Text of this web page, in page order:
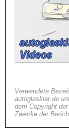
Verwendete
autoglasklar.de
dem Copyright
Zwecke der